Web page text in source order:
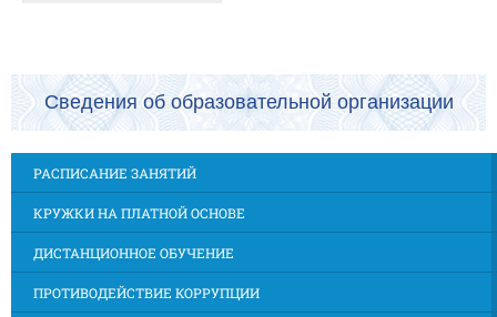
Сведения об образовательной организации
РАСПИСАНИЕ ЗАНЯТИЙ
КРУЖКИ НА ПЛАТНОЙ ОСНОВЕ
ДИСТАНЦИОННОЕ ОБУЧЕНИЕ
ПРОТИВОДЕЙСТВИЕ КОРРУПЦИИ